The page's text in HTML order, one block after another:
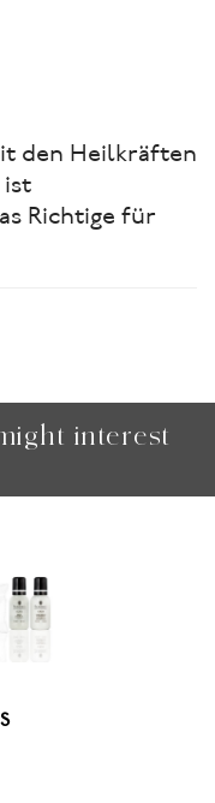
den Heilkräften
ist
Richtige für
interest